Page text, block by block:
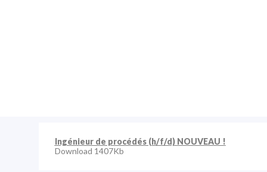
Ingénieur de procédés (h/f/d) NOUVEAU !
Download 1407Kb